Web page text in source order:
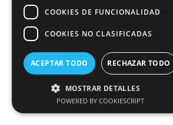
COOKIES DE FUNCIONALIDAD
COOKIES NO CLASIFICADAS
ACEPTAR TODO RECHAZAR TODO
MOSTRAR DETALLES
POWERED BY COOKIESCRIPT